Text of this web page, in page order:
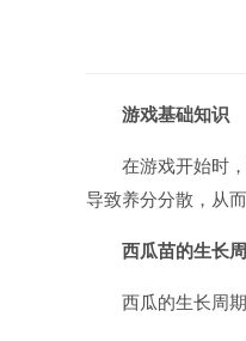
游戏基础知识
在游戏开始时
导致养分分散，从
西瓜苗的生长
西瓜的生长周